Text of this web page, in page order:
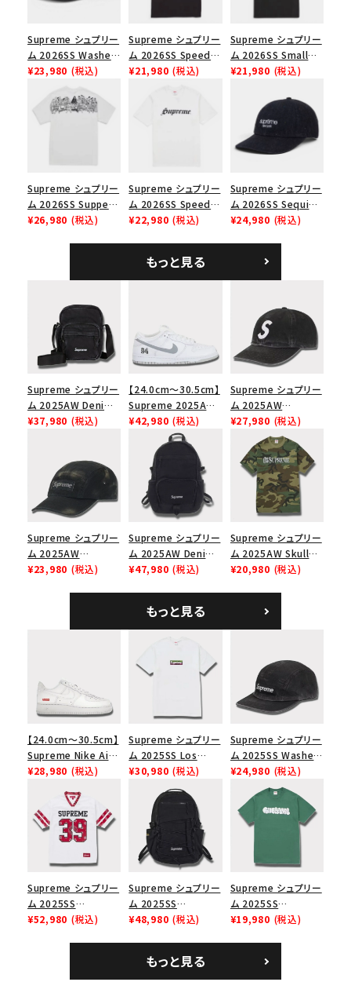
Supreme シュプリー
ム 2026SS Washed
Chino Twill Camp
Cap ウォッシュド チ
ノツイル キャンプキャ
ップ ブラック
¥23,980 (税込)
Supreme シュプリー
ム 2026SS Speed
Tee スピードTシャツ
¥21,980 (税込)
Supreme シュプリー
ム 2026SS Small
Box Tee スモールボ
¥21,980 (税込)
Supreme シュプリー
ム 2026SS Supper
Tee サパーTシャツ
¥26,980 (税込)
Supreme シュプリー
ム 2026SS Speed
Tee スピードTシャツ
¥22,980 (税込)
Supreme シュプリー
ム 2026SS Sequin
Denim Classic
シックロゴ 6パネルキ
ャップ ブラック
¥24,980 (税込)
もっと見る
Supreme シュプリー
ム 2025AW Denim
Shoulder Bag デニ
¥37,980 (税込)
【24.0cm～30.5cm】
Supreme 2025AW
Nike SB Dunk Low
ナイキ SB ダンク ロ
ー スニーカー ホワイ
¥42,980 (税込)
Supreme シュプリー
ム 2025AW
Pigment Coated
2-Tone S Logo 6-
Panel Cap ピグメン
トコーテッド 2トーン
エスロゴ 6パネルキャ
ップ ブラック
¥27,980 (税込)
Supreme シュプリー
ム 2025AW
Overdyed Camp
¥23,980 (税込)
Supreme シュプリー
ム 2025AW Denim
Backpack デニム バ
¥47,980 (税込)
Supreme シュプリー
ム 2025AW Skull
Tee スカル Tシャ
¥20,980 (税込)
もっと見る
【24.0cm～30.5cm】
Supreme Nike Air
Force 1 Low シュプ
ース１スニーカー シ
ューズ ホワイト
¥28,980 (税込)
Supreme シュプリー
ム 2025SS Los
Angeles Fire Relief
Box Logo Tee ファ
イヤーリリーフボック
スロゴTシャツ ホワ
イト 白
¥30,980 (税込)
Supreme シュプリー
ム 2025SS Washed
Chino Twill Camp
Cap ウォッシュチノツ
イルキャンプキャップ
ブラック 黒
¥24,980 (税込)
Supreme シュプリー
ム 2025SS
Bandana Football
¥52,980 (税込)
Supreme シュプリー
ム 2025SS
Backpack バックパッ
¥48,980 (税込)
Supreme シュプリー
ム 2025SS
Homerun Tee ホー
¥19,980 (税込)
もっと見る